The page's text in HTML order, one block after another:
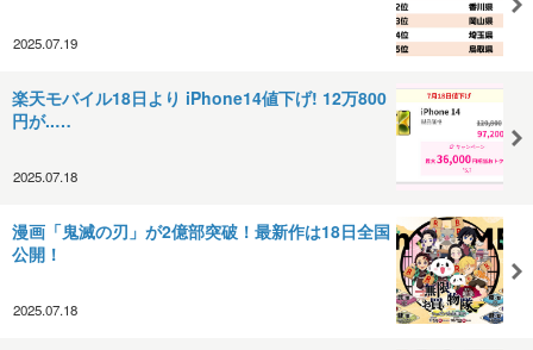
2025.07.19
楽天モバイル18日より iPhone14値下げ! 12万800
円が..…
2025.07.18
漫画「鬼滅の刃」が2億部突破！最新作は18日全国
公開！
2025.07.18